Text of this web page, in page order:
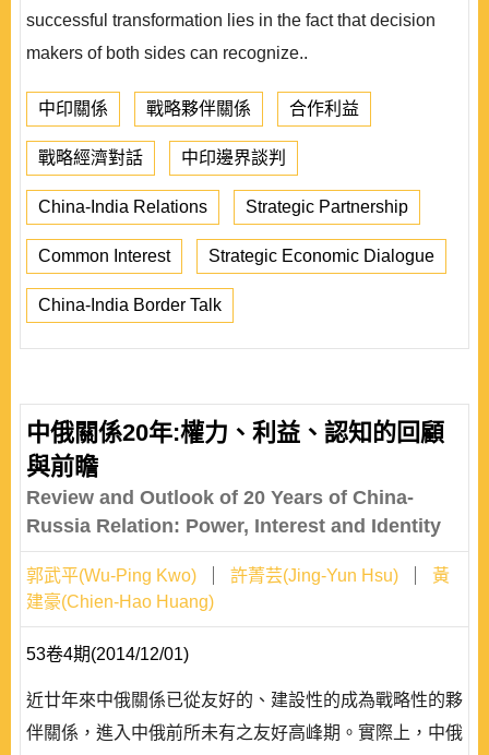
successful transformation lies in the fact that decision
makers of both sides can recognize..
中印關係 戰略夥伴關係 合作利益
戰略經濟對話 中印邊界談判
China-India Relations Strategic Partnership
Common Interest Strategic Economic Dialogue
China-India Border Talk
中俄關係20年:權力、利益、認知的回顧
與前瞻
Review and Outlook of 20 Years of China-
Russia Relation: Power, Interest and Identity
郭武平(Wu-Ping Kwo) 許菁芸(Jing-Yun Hsu)
黃
建豪(Chien-Hao Huang)
53卷4期(2014/12/01)
近廿年來中俄關係已從友好的、建設性的成為戰略性的夥
伴關係，進入中俄前所未有之友好高峰期。實際上，中俄